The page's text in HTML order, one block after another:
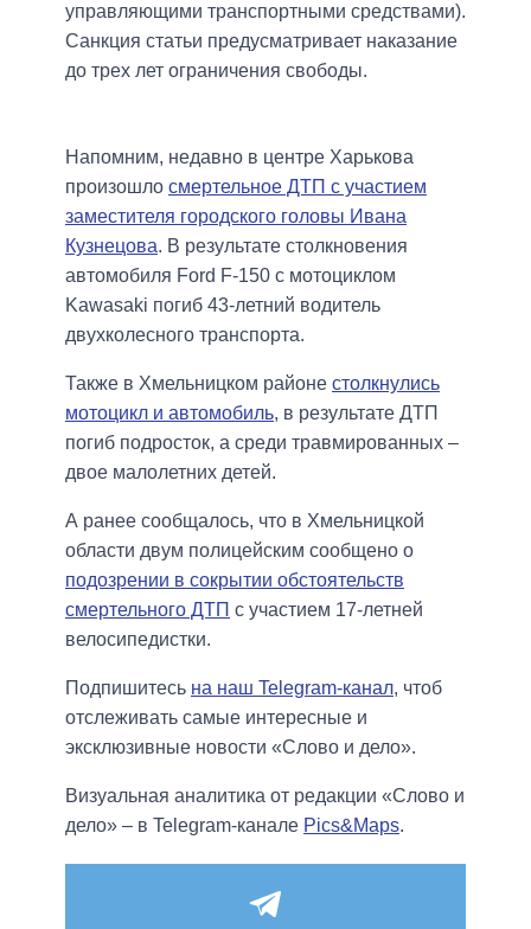
управляющими транспортными средствами).
Санкция статьи предусматривает наказание
до трех лет ограничения свободы.
Напомним, недавно в центре Харькова
произошло смертельное ДТП с участием
заместителя городского головы Ивана
Кузнецова. В результате столкновения
автомобиля Ford F-150 с мотоциклом
Kawasaki погиб 43-летний водитель
двухколесного транспорта.
Также в Хмельницком районе столкнулись
мотоцикл и автомобиль, в результате ДТП
погиб подросток, а среди травмированных –
двое малолетних детей.
А ранее сообщалось, что в Хмельницкой
области двум полицейским сообщено о
подозрении в сокрытии обстоятельств
смертельного ДТП с участием 17-летней
велосипедистки.
Подпишитесь на наш Telegram-канал, чтоб
отслеживать самые интересные и
эксклюзивные новости «Слово и дело».
Визуальная аналитика от редакции «Слово и
дело» – в Telegram-канале Pics&Maps.